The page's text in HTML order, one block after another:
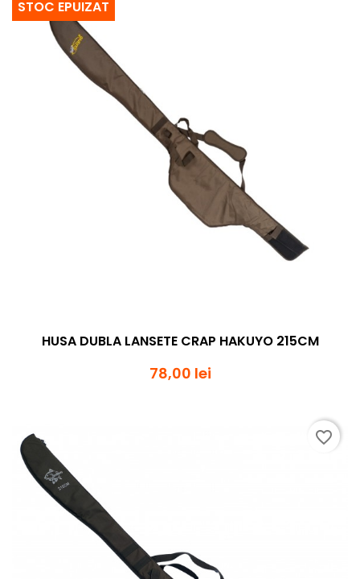
HUSA DUBLA LANSETE CRAP HAKUYO 215CM
78,00 lei
STOC EPUIZAT
favorite_border